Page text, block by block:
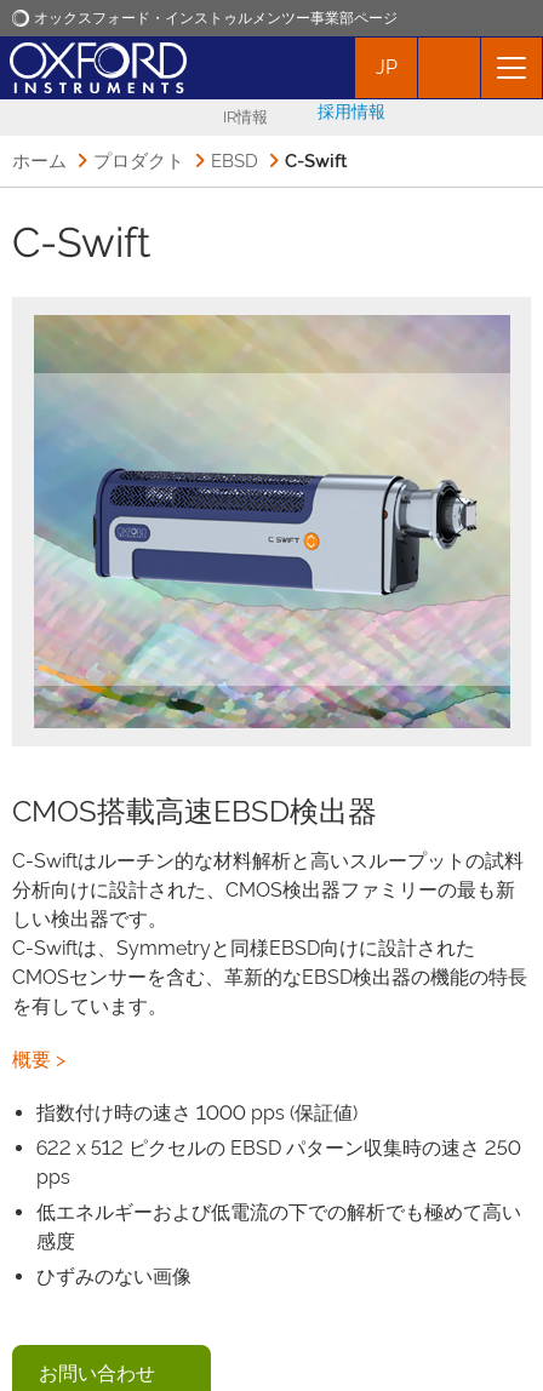
オックスフォード・インストゥルメンツー事業部ページ
オックスフォード・インストゥルメンツ
JP
IR情報 採用情報
ホーム プロダクト EBSD C-Swift
C-Swift
CMOS搭載高速EBSD検出器
C-Swiftはルーチン的な材料解析と高いスループットの試料
分析向けに設計された、CMOS検出器ファミリーの最も新
しい検出器です。
C-Swiftは、Symmetryと同様EBSD向けに設計された
CMOSセンサーを含む、革新的なEBSD検出器の機能の特長
を有しています。
概要 >
指数付け時の速さ 1000 pps (保証値)
622 x 512 ピクセルの EBSD パターン収集時の速さ 250
pps
低エネルギーおよび低電流の下での解析でも極めて高い
感度
ひずみのない画像
お問い合わせ